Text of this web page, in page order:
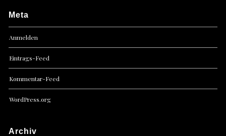
Meta
Anmelden
Eintrags-Feed
Kommentar-Feed
WordPress.org
Archiv